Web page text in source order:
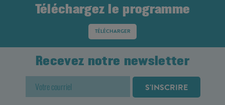
Téléchargez le programme
TÉLÉCHARGER
Recevez notre newsletter